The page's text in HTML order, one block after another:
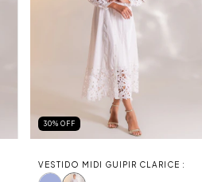
30% OFF
VESTIDO MIDI GUIPIR CLARICE :